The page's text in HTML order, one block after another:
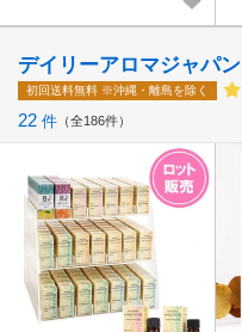
デイリーアロマジャパン
初回送料無料 ※沖縄・離島を除く
22 件 全186件